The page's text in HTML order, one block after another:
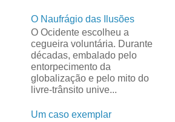
O Naufrágio das Ilusões
O Ocidente escolheu a
cegueira voluntária. Durante
décadas, embalado pelo
entorpecimento da
globalização e pelo mito do
livre-trânsito unive...
Um caso exemplar